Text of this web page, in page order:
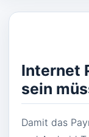
Internet
sein
Damit das